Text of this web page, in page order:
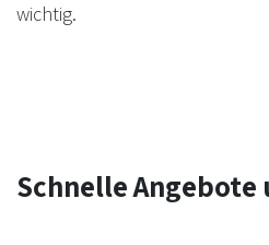
wichtig.
Schnelle